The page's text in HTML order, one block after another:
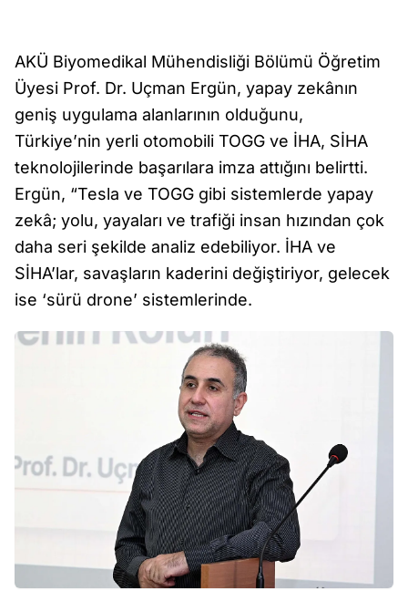
AKÜ Biyomedikal Mühendisliği Bölümü Öğretim
Üyesi Prof. Dr. Uçman Ergün, yapay zekânın
geniş uygulama alanlarının olduğunu,
Türkiye’nin yerli otomobili TOGG ve İHA, SİHA
teknolojilerinde başarılara imza attığını belirtti.
Ergün, “Tesla ve TOGG gibi sistemlerde yapay
zekâ; yolu, yayaları ve trafiği insan hızından çok
daha seri şekilde analiz edebiliyor. İHA ve
SİHA’lar, savaşların kaderini değiştiriyor, gelecek
ise ‘sürü drone’ sistemlerinde.